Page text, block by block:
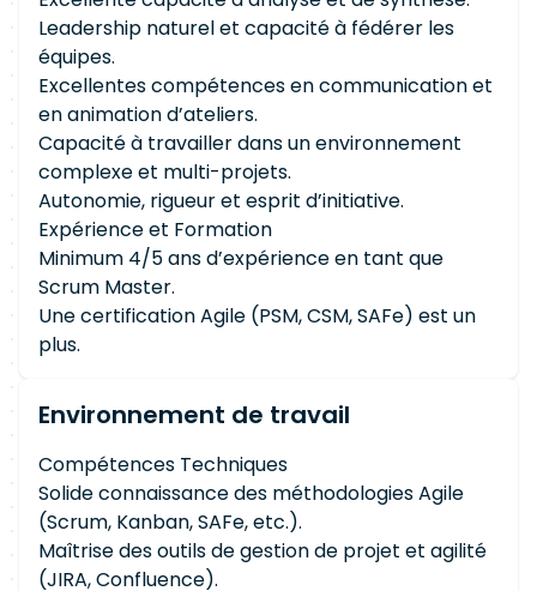
Leadership naturel et capacité à fédérer les
équipes.
Excellentes compétences en communication et
en animation d’ateliers.
Capacité à travailler dans un environnement
complexe et multi-projets.
Autonomie, rigueur et esprit d’initiative.
Expérience et Formation
Minimum 4/5 ans d’expérience en tant que
Scrum Master.
Une certification Agile (PSM, CSM, SAFe) est un
plus.
Environnement de travail
Compétences Techniques
Solide connaissance des méthodologies Agile
(Scrum, Kanban, SAFe, etc.).
Maîtrise des outils de gestion de projet et agilité
(JIRA, Confluence).